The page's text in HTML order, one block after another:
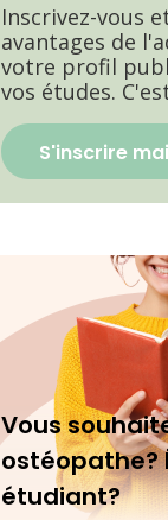
Inscrivez-vous
avantages de
votre profil
vos études.
S'inscrire
Vous
ostéopathe?
étudiant?